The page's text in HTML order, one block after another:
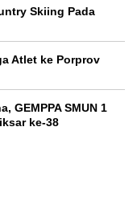
Skiing Pada
Atlet ke Porprov
GEMPPA SMUN 1
ke-38